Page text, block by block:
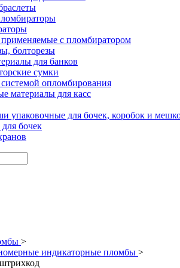
с пломбиратором
болторезы
для банков
сумки
опломбирования
материалы для касс
упаковочные для бочек, коробок и
бочек
>
индикаторные пломбы >